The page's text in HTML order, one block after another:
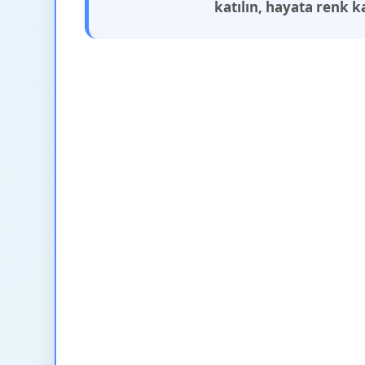
katılın, hayata renk